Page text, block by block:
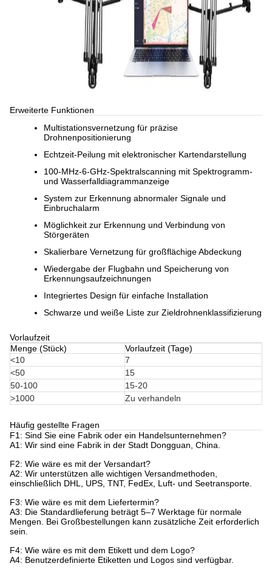
Erweiterte Funktionen
Multistationsvernetzung für präzise
Drohnenpositionierung
Echtzeit-Peilung mit elektronischer Kartendarstellung
100-MHz-6-GHz-Spektralscanning mit Spektrogramm-
und Wasserfalldiagrammanzeige
System zur Erkennung abnormaler Signale und
Einbruchalarm
Möglichkeit zur Erkennung und Verbindung von
Störgeräten
Skalierbare Vernetzung für großflächige Abdeckung
Wiedergabe der Flugbahn und Speicherung von
Erkennungsaufzeichnungen
Integriertes Design für einfache Installation
Schwarze und weiße Liste zur Zieldrohnenklassifizierung
Vorlaufzeit
Menge (Stück)
Vorlaufzeit (Tage)
<10
7
<50
15
50-100
15-20
>1000
Zu verhandeln
Häufig gestellte Fragen
F1: Sind Sie eine Fabrik oder ein Handelsunternehmen?
A1: Wir sind eine Fabrik in der Stadt Dongguan, China.
F2: Wie wäre es mit der Versandart?
A2: Wir unterstützen alle wichtigen Versandmethoden,
einschließlich DHL, UPS, TNT, FedEx, Luft- und Seetransporte.
F3: Wie wäre es mit dem Liefertermin?
A3: Die Standardlieferung beträgt 5–7 Werktage für normale
Mengen. Bei Großbestellungen kann zusätzliche Zeit erforderlich
sein.
F4: Wie wäre es mit dem Etikett und dem Logo?
A4: Benutzerdefinierte Etiketten und Logos sind verfügbar.